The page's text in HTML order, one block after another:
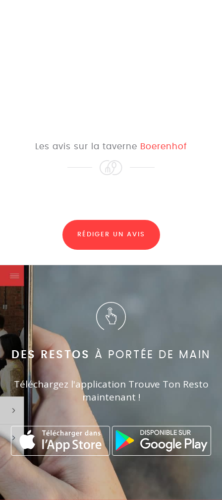
Les avis sur la taverne Boerenhof
RÉDIGER UN AVIS
DES RESTOS À PORTÉE DE MAIN
Téléchargez l'application Trouve Ton Resto
maintenant !